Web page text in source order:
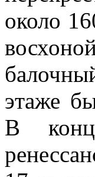
около
этаже
В